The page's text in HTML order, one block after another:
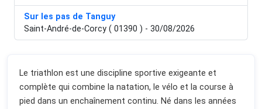
Sur les pas de Tanguy
Saint-André-de-Corcy ( 01390 ) - 30/08/2026
Le triathlon est une discipline sportive exigeante et
complète qui combine la natation, le vélo et la course à
pied dans un enchaînement continu. Né dans les années